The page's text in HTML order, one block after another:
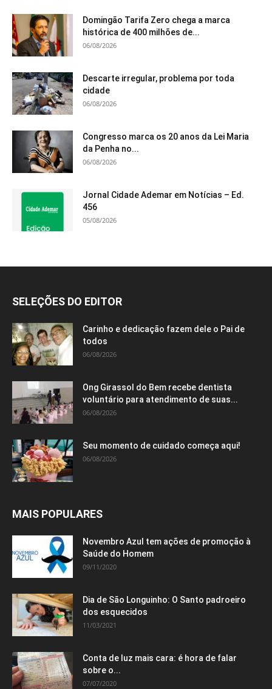
Domingão Tarifa Zero chega a marca
histórica de 400 milhões de...
06/08/2026
Descarte irregular, problema por toda
cidade
06/08/2026
Congresso marca os 20 anos da Lei Maria
da Penha no...
06/08/2026
Jornal Cidade Ademar em Notícias – Ed.
456
05/08/2026
SELEÇÕES DO EDITOR
Carinho e dedicação fazem dele o Pai de
todos
06/08/2026
Ong Girassol do Bem recebe dentista
voluntário para atendimento de suas...
06/08/2026
Seu momento de cuidado começa aqui!
06/08/2026
MAIS POPULARES
Novembro Azul tem ações de promoção à
Saúde do Homem
09/11/2020
Dia de São Longuinho: O Santo padroeiro
dos esquecidos
11/03/2021
Conta de luz mais cara: é hora de falar
sobre o...
07/07/2020